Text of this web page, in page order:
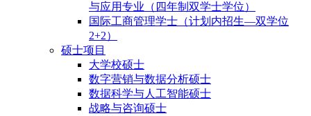
与应用专业（四年制双学士学位）
国际工商管理学士（计划内招生—双学位
2+2）
硕士项目
大学校硕士
数字营销与数据分析硕士
数据科学与人工智能硕士
战略与咨询硕士